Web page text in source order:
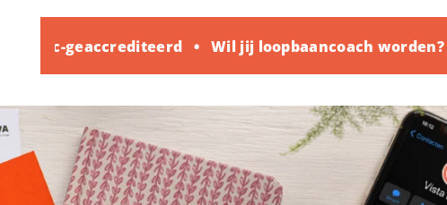
Noloc-geaccrediteerd Wil jij loopbaancoach worden?